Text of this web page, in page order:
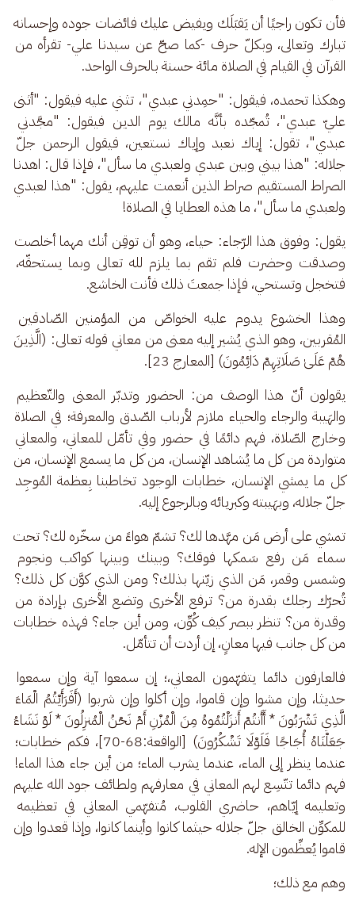
فأن تكون راجيًا أن يَقبَلَك ويفيض عليك فائضات جوده وإحسانه
تبارك وتعالى، وبكلّ حرف -كما صحّ عن سيدنا علي- تقرأه من
القرآن في القيام في الصلاة مائة حسنة بالحرف الواحد.
وهكذا تحمده، فيقول: "حمِدني عبدي"، تثني عليه فيقول: "أثنى
عليّ عبدي"، تُمجّده بأنَّه مالك يوم الدين فيقول: "مجَّدني
عبدي"، تقول: إياك نعبد وإياك نستعين، فيقول الرحمن جلّ
جلاله: "هذا بيني وبين عبدي ولعبدي ما سأل"، فإذا قال: اهدنا
الصراط المستقيم صراط الذين أنعمت عليهم، يقول: "هذا لعبدي
ولعبدي ما سأل"، ما هذه العطايا في الصلاة!
يقول: وفوق هذا الرّجاء: حياء، وهو أن توقِن أنك مهما أخلصت
وصدقت وحضرت فلم تقم بما يلزم لله تعالى وبما يستحقّه،
فتخجل وتستحي، فإذا جمعتَ ذلك فأنت الخاشع.
وهذا الخشوع يدوم عليه الخواصّ من المؤمنين الصّادقين
المُقربين، وهو الذي يُشير إليه معنى من معاني قوله تعالى: (الَّذِينَ
هُمْ عَلَىٰ صَلَاتِهِمْ دَائِمُونَ) [المعارج 23].
يقولون أنّ هذا الوصف من: الحضور وتدبّر المعنى والتّعظيم
والهَيبة والرجاء والحياء ملازم لأرباب الصّدق والمعرفة؛ في الصلاة
وخارج الصّلاة، فهم دائمًا في حضور وفي تأمّل للمعاني، والمعاني
متواردة من كل ما يُشاهد الإنسان، من كل ما يسمع الإنسان، من
كل ما يمشي الإنسان، خطابات الوجود تخاطبنا بِعظمة المُوجِد
جلّ جلاله، وبهَيبته وكبريائه وبالرجوع إليه.
تمشي على أرض مَن مهَّدها لك؟ تشمّ هواءً من سخّره لك؟ تحت
سماء مَن رفع سَمكها فوقك؟ وبينك وبينها كواكب ونجوم
وشمس وقمر، مَن الذي زيّنها بذلك؟ ومن الذي كوَّن كل ذلك؟
تُحرّك رجلك بقدرة من؟ ترفع الأخرى وتضع الأخرى بإرادة من
وقدرة من؟ تنظر ببصر كيف كُوِّن، ومن أين جاء؟ فهذه خطابات
من كل جانب فيها معانٍ، إن أردت أن تتأمّل.
فالعارفون دائما يتفهّمون المعاني،؛ إن سمعوا آية وإن سمعوا
حديثا، وإن مشوا وإن قاموا، وإن أكلوا وإن شربوا (أَفَرَأَيْتُمُ الْمَاءَ
الَّذِي تَشْرَبُونَ * أَأَنتُمْ أَنزَلْتُمُوهُ مِنَ الْمُزْنِ أَمْ نَحْنُ الْمُنزِلُونَ * لَوْ نَشَاءُ
جَعَلْنَاهُ أُجَاجًا فَلَوْلَا تَشْكُرُونَ) [الواقعة:68-70]، فكم خطابات؛
عندما ينظر إلى الماء، عندما يشرب الماء؛ من أين جاء هذا الماء!
فهم دائما تتّسِع لهم المعاني في معارفهم ولطائف جود الله عليهم
وتعليمه إيّاهم، حاضري القلوب، مُتفهّمي المعاني في تعظيمه
للمكوِّن الخالق جلّ جلاله حيثما كانوا وأينما كانوا، وإذا قعدوا وإن
قاموا يُعظِّمون الإله.
وهم مع ذلك؛